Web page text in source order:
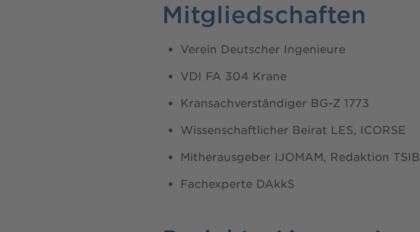
Mitgliedschaften
Verein Deutscher Ingenieure
VDI FA 304 Krane
Kransachverständiger BG-Z 1773
Wissenschaftlicher Beirat LES, ICORSE
Mitherausgeber IJOMAM, Redaktion TSIB
Fachexperte DAkkS